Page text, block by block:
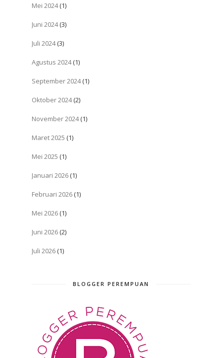
Mei 2024(1)
Juni 2024(3)
Juli 2024(3)
Agustus 2024(1)
September 2024(1)
Oktober 2024(2)
November 2024(1)
Maret 2025 (1)
Mei 2025 (1)
Januari 2026 (1)
Februari 2026 (1)
Mei 2026 (1)
Juni 2026 (2)
Juli 2026 (1)
BLOGGER PEREMPUAN